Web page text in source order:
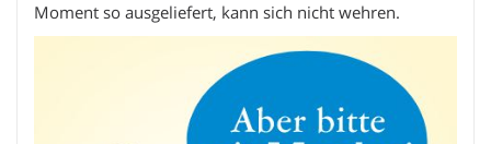
Moment so ausgeliefert, kann sich nicht wehren.